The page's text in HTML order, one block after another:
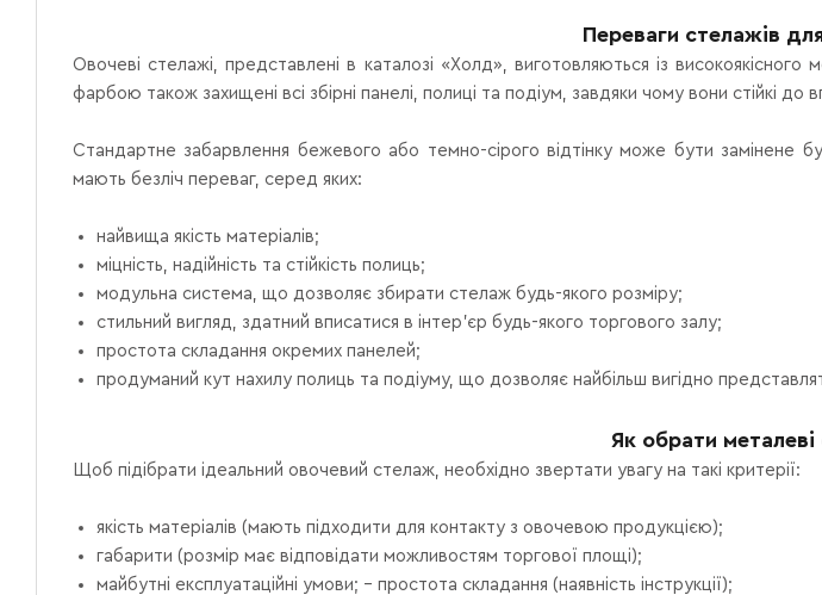
Переваги стелажів
Овочеві стелажі, представлені в каталозі «Холд», виготовляються із
фарбою також захищені всі збірні панелі, полиці та подіум, завдяки чому вони стійкі
Стандартне забарвлення бежевого або темно-сірого відтінку може бути замінене
мають безліч переваг, серед яких:
найвища якість матеріалів;
міцність, надійність та стійкість полиць;
модульна система, що дозволяє збирати стелаж будь-якого розміру;
стильний вигляд, здатний вписатися в інтер'єр будь-якого торгового залу;
простота складання окремих панелей;
продуманий кут нахилу полиць та подіуму, що дозволяє найбільш вигідно
Як обрати металеві
Щоб підібрати ідеальний овочевий стелаж, необхідно звертати увагу на такі критерії:
якість матеріалів (мають підходити для контакту з овочевою продукцією);
габарити (розмір має відповідати можливостям торгової площі);
майбутні експлуатаційні умови; – простота складання (наявність інструкції);